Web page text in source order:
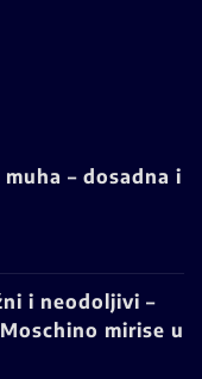
– dosadna i
i neodoljivi –
mirise u